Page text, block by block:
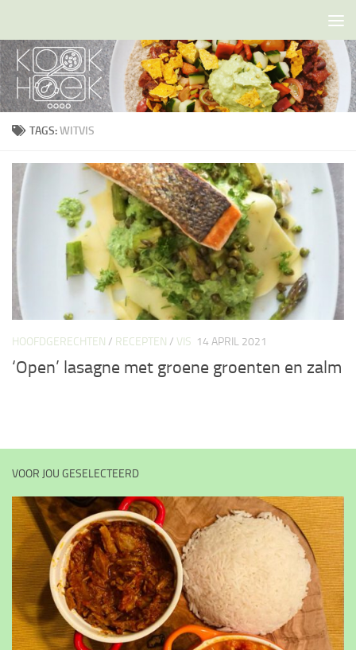
TAGS:WITVIS
HOOFDGERECHTEN / RECEPTEN / VIS 14 APRIL 2021
‘Open’ lasagne met groene groenten en zalm
VOOR JOU GESELECTEERD